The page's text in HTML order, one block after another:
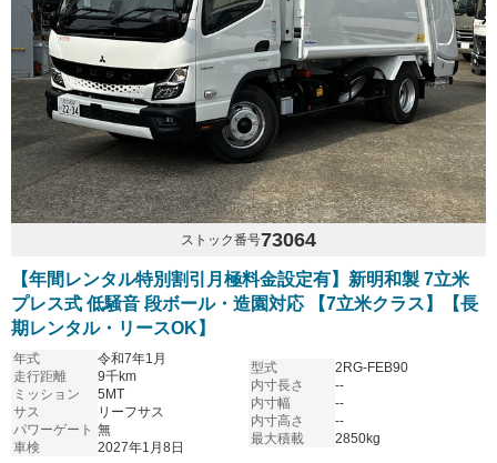
ストック番号73064
【年間レンタル特別割引月極料金設定有】新明和製 7立米
プレス式 低騒音 段ボール・造園対応 【7立米クラス】【長
期レンタル・リースOK】
年式
令和7年1月
走行距離
9千km
ミッション
5MT
サス
リーフサス
パワーゲート 無
車検
2027年1月8日
型式
2RG-FEB90
内寸長さ
--
内寸幅
--
内寸高さ
--
最大積載
2850kg